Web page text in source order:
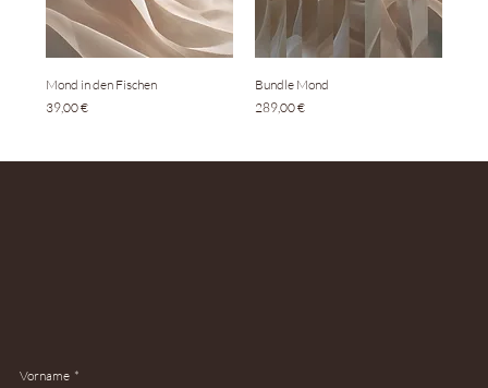
Mond in den Fischen
Preis
39,00 €
Bundle Mond
Preis
289,00 €
Vorname *